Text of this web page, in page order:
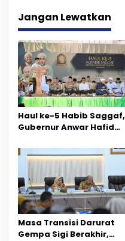
g
a
s
i
p
o
s
Jangan Lewatkan
Haul ke-5 Habib Saggaf,
Gubernur Anwar Hafid
Ilmu dan Pendidikan
Masa Transisi Darurat
Gempa Sigi Berakhir,